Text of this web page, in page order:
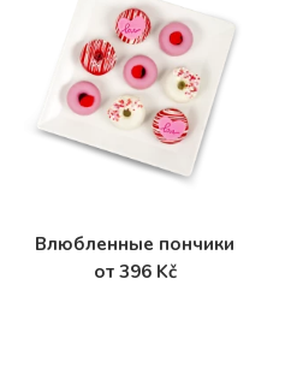
Влюбленные пончики
от 396 Kč